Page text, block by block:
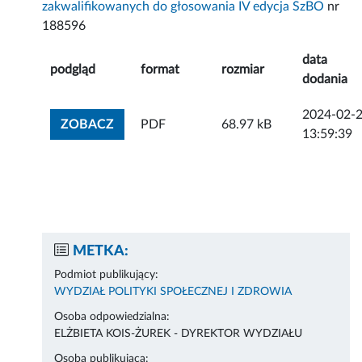
zakwalifikowanych do głosowania IV edycja SzBO nr
188596
podgląd format rozmiar
data
dodania
ZOBACZZOBACZ ZAŁĄCZNIK
PDF 68.97 kB
2024-02-
13:59:39
METKA:
Podmiot publikujący:
WYDZIAŁ POLITYKI SPOŁECZNEJ I ZDROWIA
Osoba odpowiedzialna:
ELŻBIETA KOIS-ŻUREK - DYREKTOR WYDZIAŁU
Osoba publikująca: